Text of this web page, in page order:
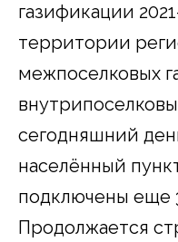
газификации
территории
межпоселковых
сегодняшний
населённый
подключены еще
Продолжается